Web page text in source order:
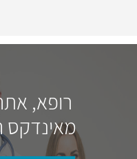
רופא,
מאינדקס